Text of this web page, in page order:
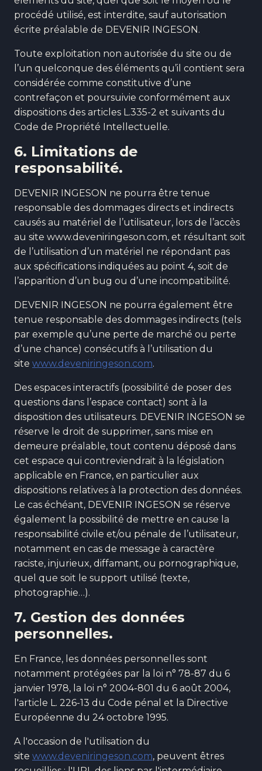
procédé utilisé, est interdite, sauf autorisation
écrite préalable de DEVENIR INGESON.
Toute exploitation non autorisée du site ou de
l’un quelconque des éléments qu’il contient sera
considérée comme constitutive d’une
contrefaçon et poursuivie conformément aux
dispositions des articles L.335-2 et suivants du
Code de Propriété Intellectuelle.
6. Limitations de
responsabilité.
DEVENIR INGESON ne pourra être tenue
responsable des dommages directs et indirects
causés au matériel de l’utilisateur, lors de l’accès
au site www.deveniringeson.com, et résultant soit
de l’utilisation d’un matériel ne répondant pas
aux spécifications indiquées au point 4, soit de
l’apparition d’un bug ou d’une incompatibilité.
DEVENIR INGESON ne pourra également être
tenue responsable des dommages indirects (tels
par exemple qu’une perte de marché ou perte
d’une chance) consécutifs à l’utilisation du
site www.deveniringeson.com.
Des espaces interactifs (possibilité de poser des
questions dans l’espace contact) sont à la
disposition des utilisateurs. DEVENIR INGESON se
réserve le droit de supprimer, sans mise en
demeure préalable, tout contenu déposé dans
cet espace qui contreviendrait à la législation
applicable en France, en particulier aux
dispositions relatives à la protection des données.
Le cas échéant, DEVENIR INGESON se réserve
également la possibilité de mettre en cause la
responsabilité civile et/ou pénale de l’utilisateur,
notamment en cas de message à caractère
raciste, injurieux, diffamant, ou pornographique,
quel que soit le support utilisé (texte,
photographie…).
7. Gestion des données
personnelles.
En France, les données personnelles sont
notamment protégées par la loi n° 78-87 du 6
janvier 1978, la loi n° 2004-801 du 6 août 2004,
l'article L. 226-13 du Code pénal et la Directive
Européenne du 24 octobre 1995.
A l'occasion de l'utilisation du
site www.deveniringeson.com, peuvent êtres